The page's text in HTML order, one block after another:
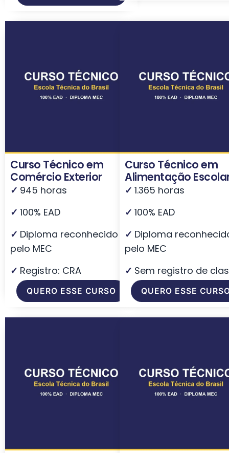
Curso Técnico em
Comércio Exterior
✓ 945 horas
✓ 100% EAD
✓ Diploma reconhecido
pelo MEC
✓ Registro: CRA
QUERO ESSE CURSO
Curso Técnico em
Alimentação
✓ 1.365 horas
✓ 100% EAD
✓ Diploma
pelo MEC
✓ Sem registro de
QUERO ESSE